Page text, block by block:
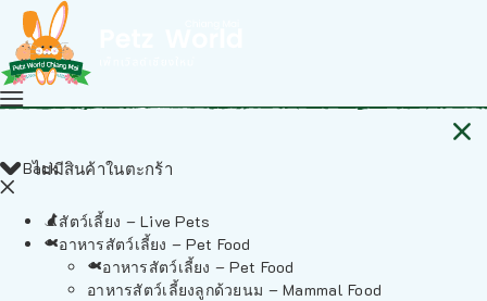
ไม่มีสินค้าในตะกร้า
Back
สัตว์เลี้ยง – Live Pets
อาหารสัตว์เลี้ยง – Pet Food
อาหารสัตว์เลี้ยง – Pet Food
อาหารสัตว์เลี้ยงลูกด้วยนม – Mammal Food